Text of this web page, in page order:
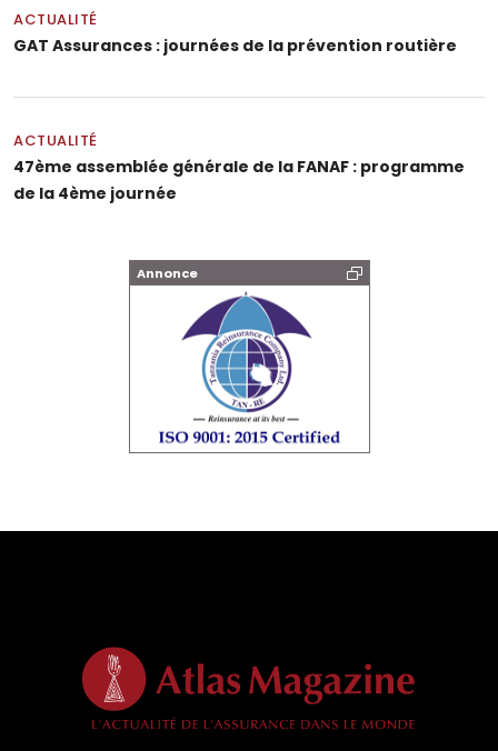
ACTUALITÉ
GAT Assurances : journées de la prévention routière
ACTUALITÉ
47ème assemblée générale de la FANAF : programme
de la 4ème journée
Annonce